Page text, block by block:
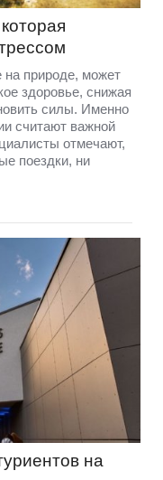
на природе, может
здоровье, снижая
силы. Именно
считают важной
отмечают,
поездки, ни
на